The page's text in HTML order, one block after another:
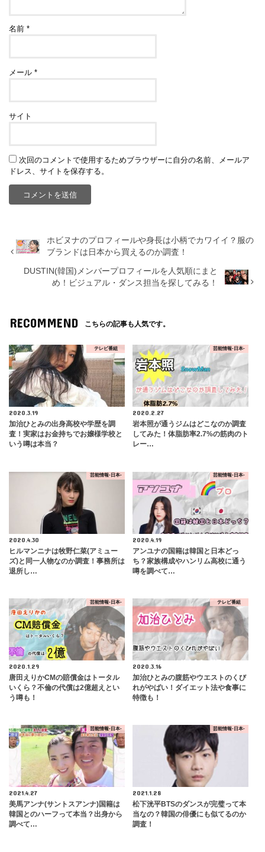
名前*
メール*
サイト
次回のコメントで使用するためブラウザーに自分の名前、メールア
ドレス、サイトを保存する。
ホビヌナのプロフィールや身長は小柄でカワイイ？服の
ブランドは日本から買えるのか調査！
DUSTIN(韓国)メンバープロフィールを人気順にまと
め！ビジュアル・ダンス担当を探してみる！
RECOMMEND こちらの記事も人気です。
テレビ番組
2020.3.19
加治ひとみの出身高校や学歴を調
査！実家はお金持ちでお嬢様学校と
いう噂は本当？
芸能情報-日本-
2020.2.27
岩本照が通うジムはどこなのか調査
してみた！体脂肪率2.7%の筋肉のト
レー…
芸能情報-日本-
2020.4.30
ヒルマンニナは牧野仁菜(アミュー
ズ)と同一人物なのか調査！事務所は
退所し…
芸能情報-日本-
2020.4.19
アンユナの国籍は韓国と日本どっ
ち？家族構成やハンリム高校に通う
噂を調べて…
芸能情報-日本-
2020.1.29
唐田えりかCMの賠償金はトータル
いくら？不倫の代償は2億超えとい
う噂も！
テレビ番組
2020.3.16
加治ひとみの腹筋やウエストのくび
れがやばい！ダイエット法や食事に
特徴も！
芸能情報-日本-
2021.4.27
美馬アンナ(サントスアンナ)国籍は
韓国とのハーフって本当？出身から
調べて…
芸能情報-日本-
2021.1.28
松下洸平BTSのダンスが完璧って本
当なの？韓国の俳優にも似てるのか
調査！